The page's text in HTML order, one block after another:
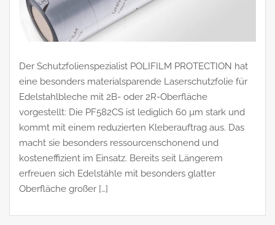
Der Schutzfolienspezialist POLIFILM PROTECTION hat
eine besonders materialsparende Laserschutzfolie für
Edelstahlbleche mit 2B- oder 2R-Oberfläche
vorgestellt: Die PF582CS ist lediglich 60 µm stark und
kommt mit einem reduzierten Kleberauftrag aus. Das
macht sie besonders ressourcenschonend und
kosteneffizient im Einsatz. Bereits seit Längerem
erfreuen sich Edelstähle mit besonders glatter
Oberfläche großer […]